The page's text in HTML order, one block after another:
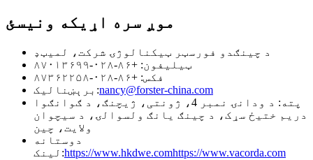
موږ سره اړیکه ونیسئ
د چینګدو فورسټر ټیکنالوژۍ شرکت، لمیټډ
ټیلیفون: +۸۶-۰۲۸-۸۷۰۱۳۶۹۹
فکس: +۸۶-۰۲۸-۸۷۳۶۲۲۵۸
برېښنالیک:nancy@forster-china.com
پته: د ودانۍ نمبر 4، ژونتی، ژیچنګ، د ګوانګوا
دریم ختیځ سړک، د چینګ یانګ ولسوالۍ، د سیچوان
ولایت، چین
دوستانه
لینک:https://www.hkdwe.comhttps://www.vacorda.com